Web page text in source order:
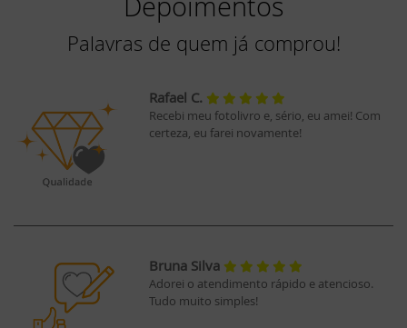
Palavras de quem já comprou!
Rafael C.
Recebi meu fotolivro e, sério, eu amei! Com
certeza, eu farei novamente!
Bruna Silva
Adorei o atendimento rápido e atencioso.
Tudo muito simples!